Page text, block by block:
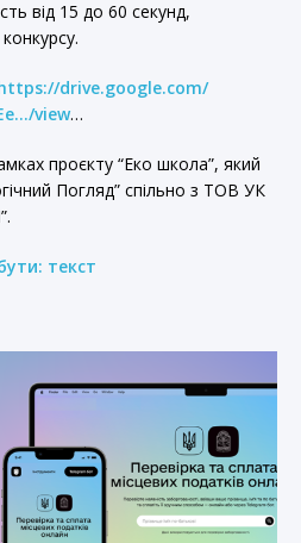
від 15 до 60 секунд,
drive.google.com/
view…
проєкту “Еко школа”, який
Погляд” спільно з ТОВ УК